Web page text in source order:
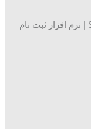
© 2026 نرم افزار مدیریت آموزشگاه SCHOOL | نرم افزار ثبت نام